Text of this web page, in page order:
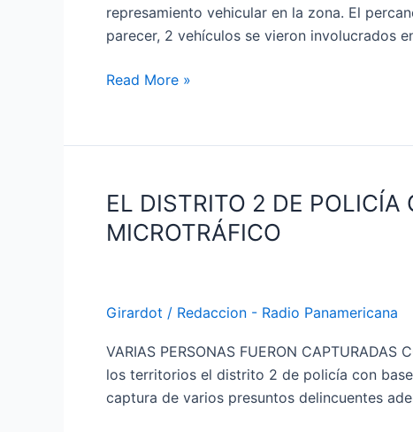
represamiento vehicular en la zona. El
parecer, 2 vehículos se vieron involucrados
accidente
Read More »
EL DISTRITO 2 DE
MICROTRÁFICO
Girardot / Redaccion - Radio Panamericana
VARIAS PERSONAS FUERON
los territorios el distrito 2 de policía con
captura de varios presuntos delincuentes
EL
DISTRITO
2
GIRARDOT
IMPORTANTE
OFENSIVA
CONTRA